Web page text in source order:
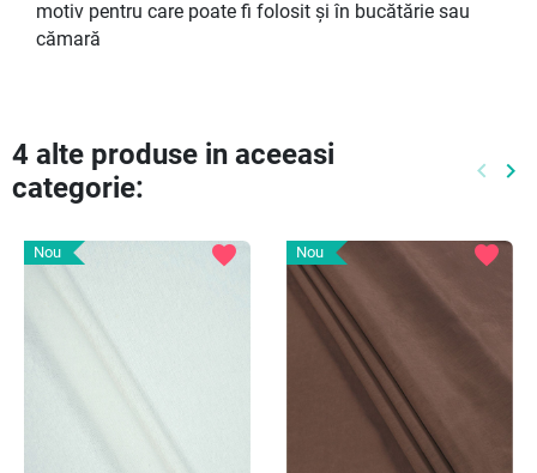
motiv pentru care poate fi folosit și în bucătărie sau
cămară
4 alte produse in aceeasi
categorie:
keyboard_arrow_left keyboard_arrow_right
Nou favorite Nou favorite